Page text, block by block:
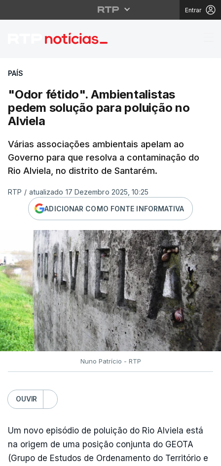
Entrar
"Odor fétido".
PAÍS
"Odor fétido". Ambientalistas
pedem solução para poluição no
Alviela
Várias associações ambientais apelam ao
Governo para que resolva a contaminação do
Rio Alviela, no distrito de Santarém.
RTP / atualizado 17 Dezembro 2025, 10:25
ADICIONAR COMO FONTE INFORMATIVA
Nuno Patrício - RTP
OUVIR
Um novo episódio de poluição do Rio Alviela está
na origem de uma posição conjunta do GEOTA
(Grupo de Estudos de Ordenamento do Território e